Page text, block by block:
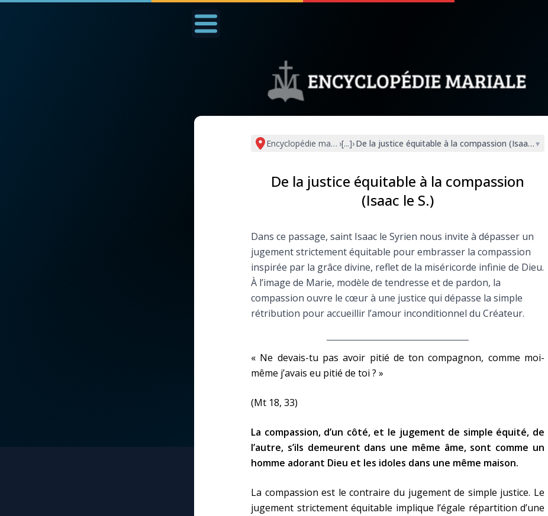
Nous soutenir À propos Facebook Infos légales
Prier au quotidien
Les premiers samedis
Marie qui défait les
Une Minute avec Marie
◼︎À la une
Chapelet pour le monde
Contact
Faire un don
Marie de Nazareth
Encyclopédie mariale
›[...]›De la justice équitable à la compassion (Isaac le S.)
▾
De la justice équitable à la compassion
(Isaac le S.)
Dans ce passage, saint Isaac le Syrien nous invite à dépasser un
jugement strictement équitable pour embrasser la compassion
inspirée par la grâce divine, reflet de la miséricorde infinie de Dieu.
À l’image de Marie, modèle de tendresse et de pardon, la
compassion ouvre le cœur à une justice qui dépasse la simple
rétribution pour accueillir l’amour inconditionnel du Créateur.
« Ne devais-tu pas avoir pitié de ton compagnon, comme moi-
même j’avais eu pitié de toi ? »
(Mt 18, 33)
La compassion, d’un côté, et le jugement de simple équité, de
l’autre, s’ils demeurent dans une même âme, sont comme un
homme adorant Dieu et les idoles dans une même maison.
La compassion est le contraire du jugement de simple justice. Le
jugement strictement équitable implique l’égale répartition d’une